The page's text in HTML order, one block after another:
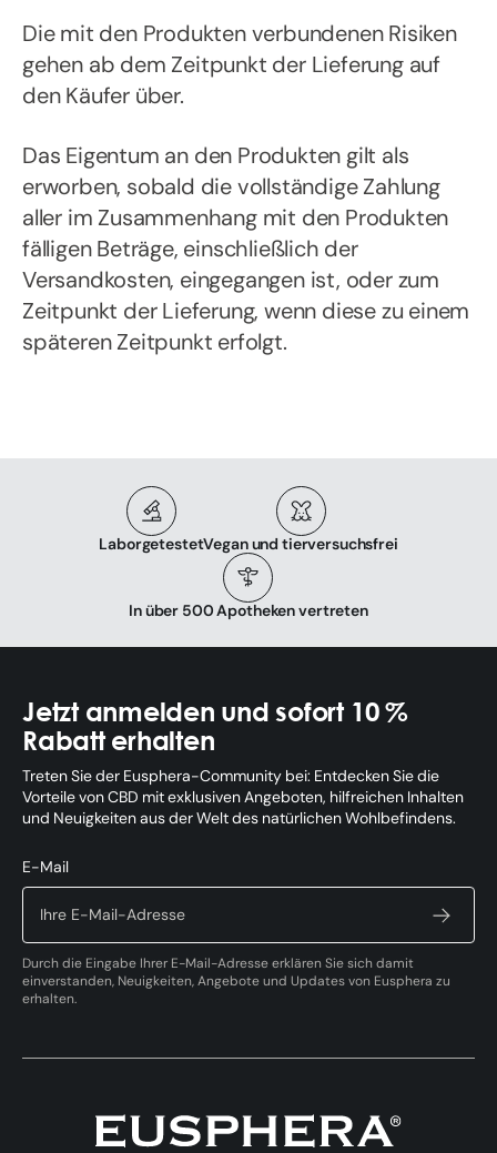
Die mit den Produkten verbundenen Risiken
gehen ab dem Zeitpunkt der Lieferung auf
den Käufer über.
Das Eigentum an den Produkten gilt als
erworben, sobald die vollständige Zahlung
aller im Zusammenhang mit den Produkten
fälligen Beträge, einschließlich der
Versandkosten, eingegangen ist, oder zum
Zeitpunkt der Lieferung, wenn diese zu einem
späteren Zeitpunkt erfolgt.
LaborgetestetVegan und tierversuchsfrei
In über 500 Apotheken vertreten
Jetzt anmelden und sofort 10 %
Rabatt erhalten
Treten Sie der Eusphera-Community bei: Entdecken Sie die
Vorteile von CBD mit exklusiven Angeboten, hilfreichen Inhalten
und Neuigkeiten aus der Welt des natürlichen Wohlbefindens.
E-Mail
Durch die Eingabe Ihrer E-Mail-Adresse erklären Sie sich damit
einverstanden, Neuigkeiten, Angebote und Updates von Eusphera zu
erhalten.